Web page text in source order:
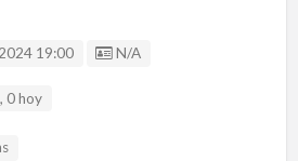
19:00 Listing ID
N/A
0 hoy